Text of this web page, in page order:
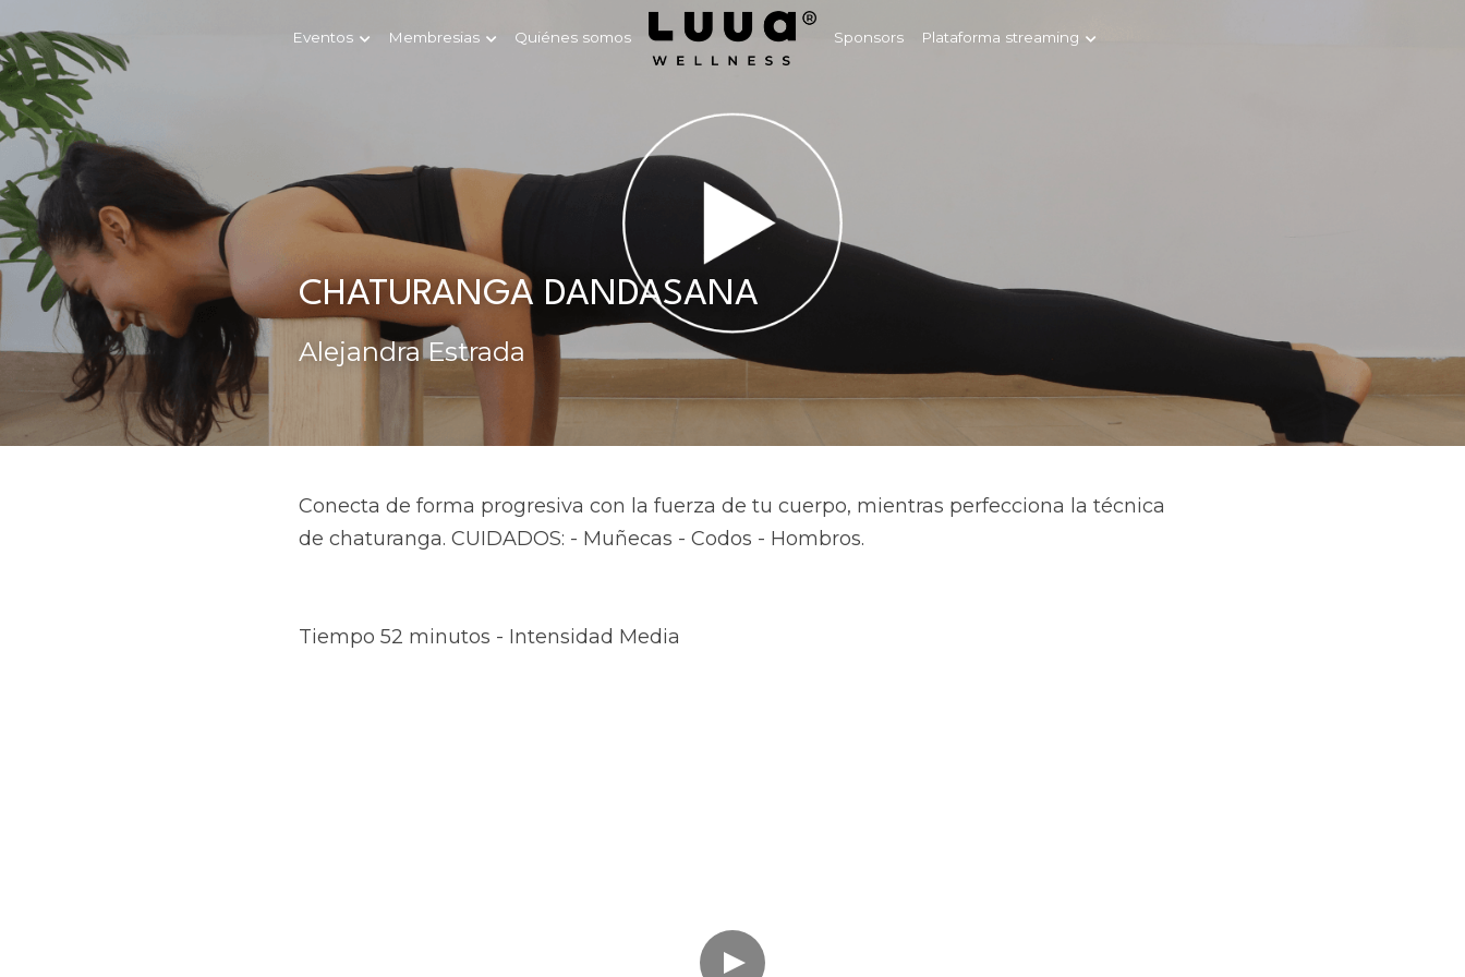
Eventos Membresias Quiénes somos Sponsors Plataforma streaming
CHATURANGA DANDASANA
Alejandra Estrada
Conecta de forma progresiva con la fuerza de tu cuerpo, mientras perfecciona la técnica
de chaturanga. CUIDADOS: - Muñecas - Codos - Hombros.
Tiempo 52 minutos - Intensidad Media